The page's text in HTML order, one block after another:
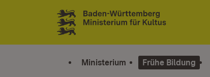
Zum Inhalt springen
Link zur Startseite
Ministerium Frühe Bildung